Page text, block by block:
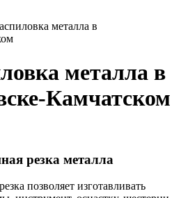
металла в
металла в
Камчатском
резка металла
позволяет изготавливать